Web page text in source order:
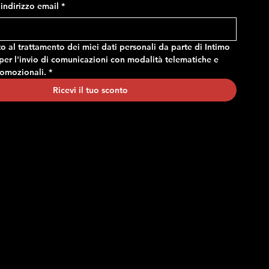
Prezzo
24,90 € email *
al trattamento dei miei dati personali da parte di Intimo
l'invio di comunicazioni con modalità telematiche e
*
Ricevi il tuo sconto